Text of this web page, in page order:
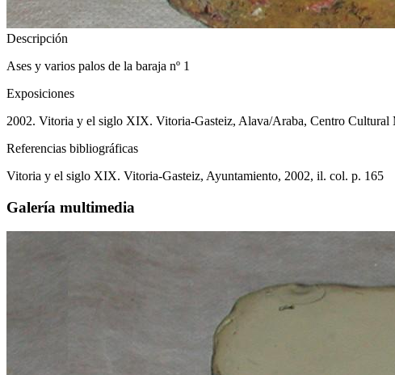
Descripción
Ases y varios palos de la baraja nº 1
Exposiciones
2002. Vitoria y el siglo XIX. Vitoria-Gasteiz, Alava/Araba, Centro Cultural
Referencias bibliográficas
Vitoria y el siglo XIX. Vitoria-Gasteiz, Ayuntamiento, 2002, il. col. p. 165
Galería multimedia